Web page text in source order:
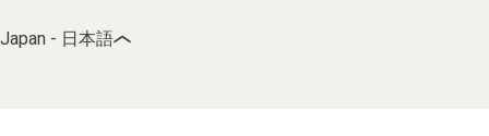
Japan - 日本語